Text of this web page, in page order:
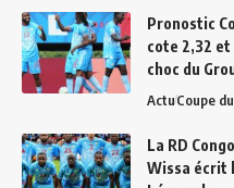
Pronostic
cote 2,32
choc du
ActuCoupe
La RD
Wissa écrit